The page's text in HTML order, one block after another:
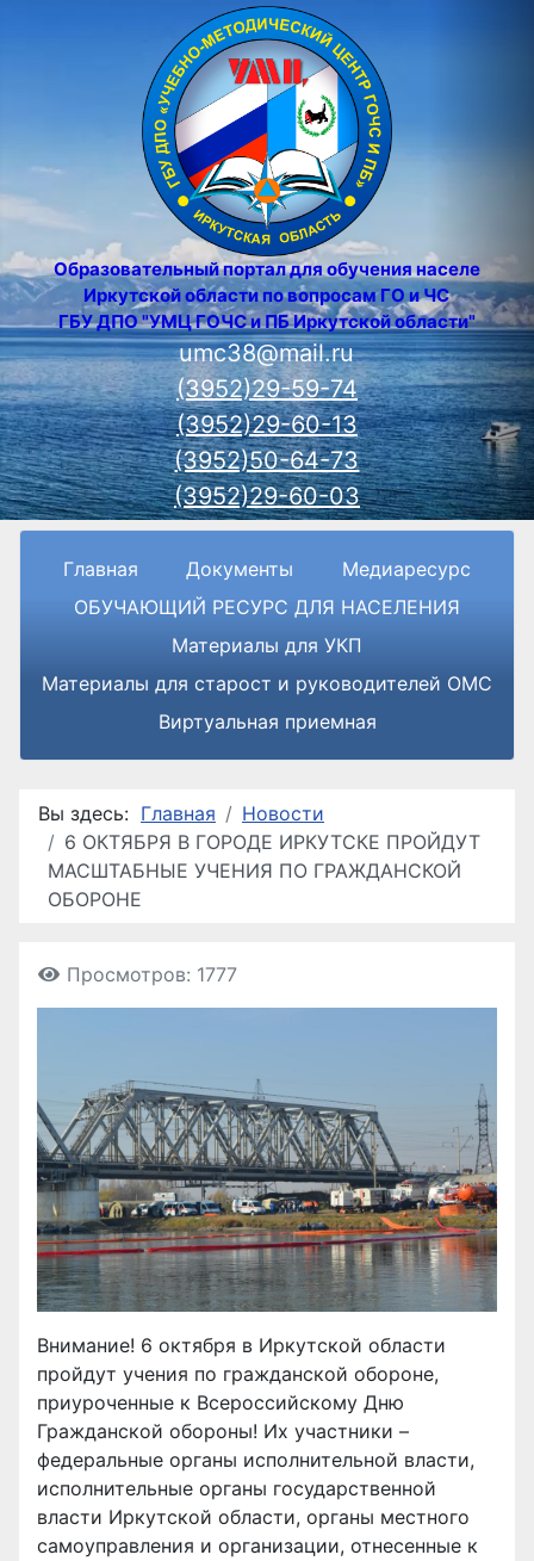
Образовательный портал для обучения населения
Иркутской области по вопросам ГО и ЧС
ГБУ ДПО "УМЦ ГОЧС и ПБ Иркутской области"
umc38@mail.ru
(3952)29-59-74
(3952)29-60-13
(3952)50-64-73
(3952)29-60-03
Главная Документы
Медиаресурс
ОБУЧАЮЩИЙ РЕСУРС ДЛЯ НАСЕЛЕНИЯ
Материалы для УКП
Материалы для старост и руководителей ОМС
Виртуальная приемная
Вы здесь: Главная
Новости
6 ОКТЯБРЯ В ГОРОДЕ ИРКУТСКЕ ПРОЙДУТ
МАСШТАБНЫЕ УЧЕНИЯ ПО ГРАЖДАНСКОЙ
ОБОРОНЕ
Просмотров: 1777
Внимание! 6 октября в Иркутской области
пройдут учения по гражданской обороне,
приуроченные к Всероссийскому Дню
Гражданской обороны! Их участники –
федеральные органы исполнительной власти,
исполнительные органы государственной
власти Иркутской области, органы местного
самоуправления и организации, отнесенные к